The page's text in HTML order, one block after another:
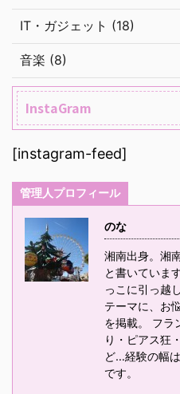
IT・ガジェット (18)
音楽 (8)
InstaGram
[instagram-feed]
管理人プロフィール
のな
湘南出身。湘
と書いていま
っこに引っ越
テーマに、お
を掲載。 フラ
り・ピアス狂
ど…経験の幅
です。